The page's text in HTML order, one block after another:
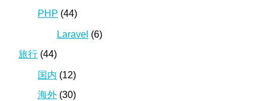
PHP (44)
Laravel (6)
旅行 (44)
国内 (12)
海外 (30)